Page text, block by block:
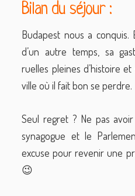
Bilan du séjour :
Budapest nous a
d’un autre temps, sa
ruelles pleines d’histoire
ville où il fait bon se perdre.
Seul regret ? Ne pas
synagogue et le
excuse pour revenir une
😉